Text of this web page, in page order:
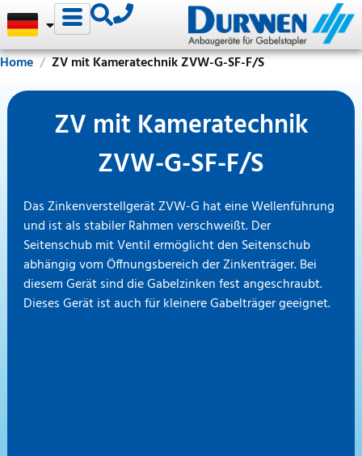
Home ZV mit Kameratechnik ZVW-G-SF-F/S
ZV mit Kameratechnik
ZVW-G-SF-F/S
Das Zinkenverstellgerät ZVW-G hat eine Wellenführung
und ist als stabiler Rahmen verschweißt. Der
Seitenschub mit Ventil ermöglicht den Seitenschub
abhängig vom Öffnungsbereich der Zinkenträger. Bei
diesem Gerät sind die Gabelzinken fest angeschraubt.
Dieses Gerät ist auch für kleinere Gabelträger geeignet.